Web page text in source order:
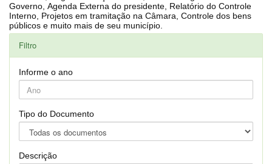
Governo, Agenda Externa do presidente, Relatório do Controle
Interno, Projetos em tramitação na Câmara, Controle dos bens
públicos e muito mais de seu município.
Filtro
Informe o ano
Tipo do Documento
Descrição